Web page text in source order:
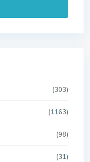
(303)
(1163)
(98)
(31)